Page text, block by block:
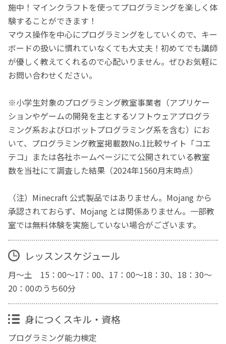
施中！マインクラフトを使ってプログラミングを楽しく体
験することができます！
マウス操作を中心にプログラミングをしていくので、キー
ボードの扱いに慣れていなくても大丈夫！初めてでも講師
が優しく教えてくれるので心配いりません。ぜひお気軽に
お問い合わせください。
※小学生対象のプログラミング教室事業者（アプリケー
ションやゲームの開発を主とするソフトウェアプログラ
ミング系およびロボットプログラミング系を含む）にお
いて、プログラミング教室掲載数No.1比較サイト「コエ
テコ」または各社ホームページにて公開されている教室
数を当社にて調査した結果（2024年1560月末時点）
（注）Minecraft 公式製品ではありません。Mojang から
承認されておらず、Mojang とは関係ありません。一部教
室では無料体験を実施していない場合がございます。
レッスンスケジュール
月～土 15：00～17：00、17：00～18：30、18：30～
20：00のうち60分
身につくスキル・資格
プログラミング能力検定